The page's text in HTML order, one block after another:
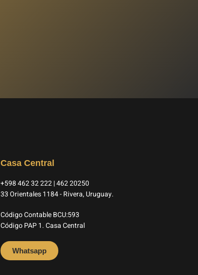
Casa Central
+598 462 32 222 | 462 20250
33 Orientales 1184 - Rivera, Uruguay.
Código Contable BCU:593
Código PAP 1. Casa Central
Whatsapp